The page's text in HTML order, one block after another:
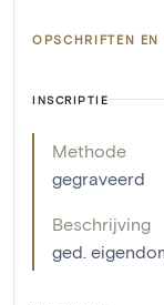
OPSCHRIFTEN EN
INSCRIPTIE
Methode
gegraveerd
Beschrijving
ged.